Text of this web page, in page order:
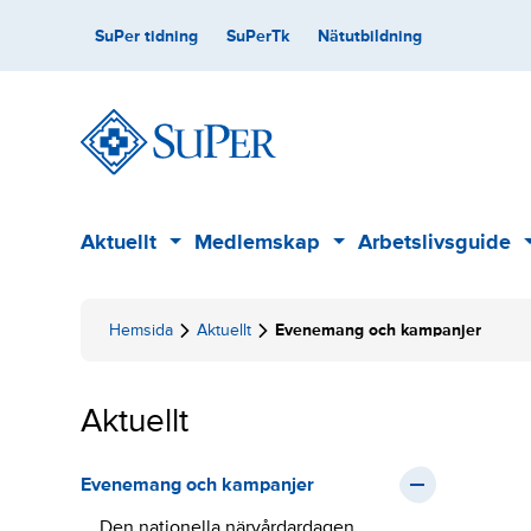
content
Secondary
SuPer tidning SuPerTk Nätutbildning
Main
Aktuellt
SubMedlemskap
SubArbetslivsguide
Hemsida Aktuellt Evenemang och kampanjer
Aktuellt
Evenemang och kampanjer